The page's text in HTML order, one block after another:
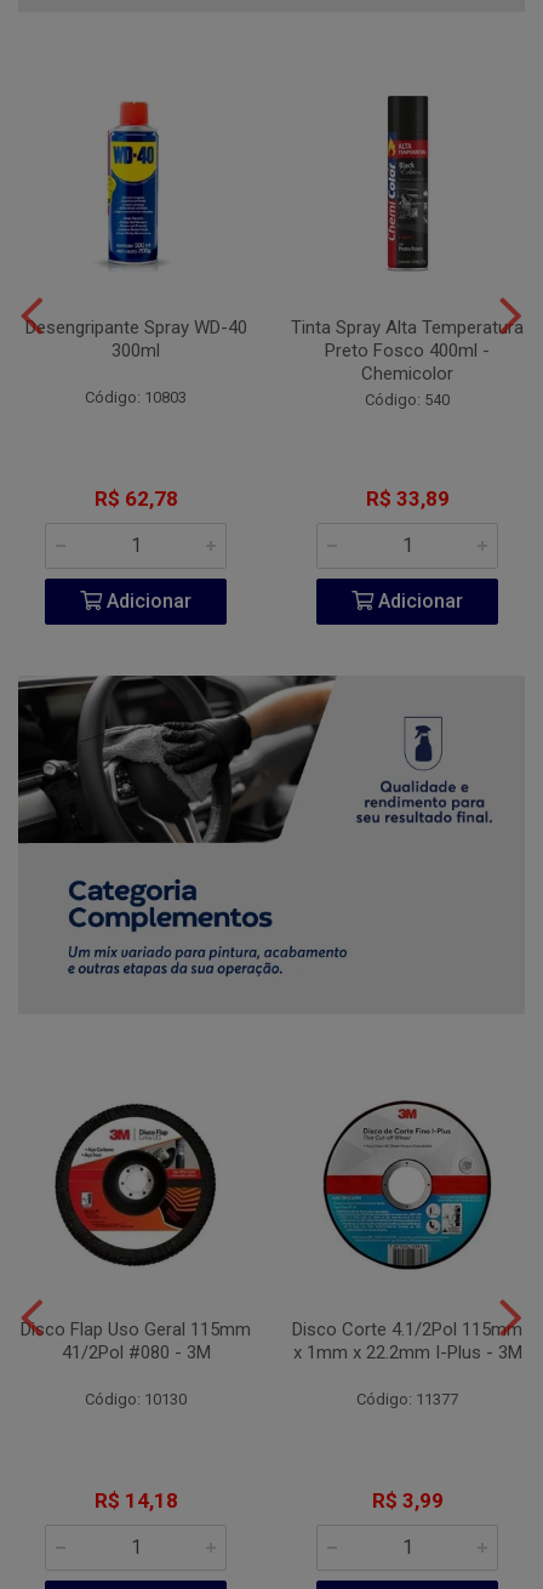
Desengripante Spray WD-40
300ml
Código: 10803
R$ 62,78
Adicionar
Tinta Spray Alta Temperatura
Preto Fosco 400ml -
Chemicolor
Código: 540
R$ 33,89
Adicionar
Disco Flap Uso Geral 115mm
41/2Pol #080 - 3M
Código: 10130
R$ 14,18
Disco Corte 4.1/2Pol 115mm
x 1mm x 22.2mm I-Plus - 3M
Código: 11377
R$ 3,99